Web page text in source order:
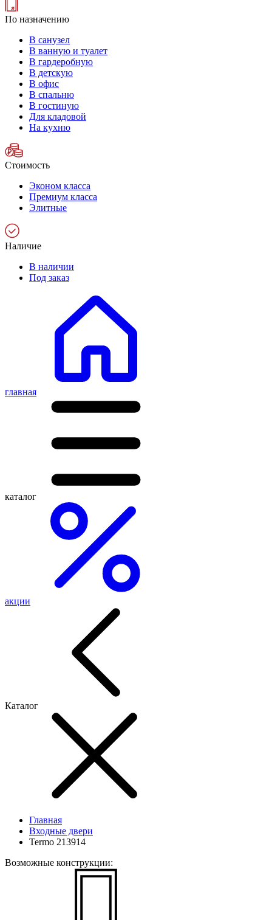
По назначению
В санузел
В ванную и туалет
В гардеробную
В детскую
В офис
В спальню
В гостиную
Для кладовой
На кухню
Стоимость
Эконом класса
Премиум класса
Элитные
Наличие
В наличии
Под заказ
главная
каталог
акции
Каталог
Главная
Входные двери
Termo 213914
Возможные конструкции: